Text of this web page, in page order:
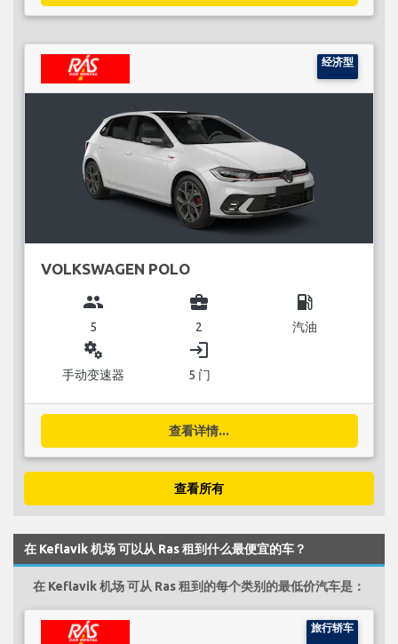
经济型
VOLKSWAGEN POLO
group
5
business_center
2
local_gas_station
汽油
miscellaneous_services
手动变速器
login
5 门
查看详情...
查看所有
在 Keflavik 机场 可以从 Ras 租到什么最便宜的车？
在 Keflavik 机场 可从 Ras 租到的每个类别的最低价汽车是：
旅行轿车